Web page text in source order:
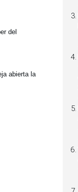
del
abierta la